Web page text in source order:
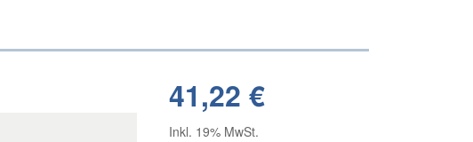
41,22 €
Inkl. 19% MwSt.